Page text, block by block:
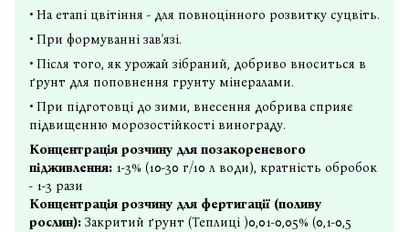
• На етапі цвітіння - для повноцінного розвитку суцвіть.
• При формуванні зав'язі.
• Після того, як урожай зібраний, добриво вноситься в
ґрунт для поповнення грунту мінералами.
• При підготовці до зими, внесення добрива сприяє
підвищенню морозостійкості винограду.
Концентрація розчину для позакореневого
підживлення: 1-3% (10-30 г/10 л води), кратність обробок
- 1-3 рази
Концентрація розчину для фертигації (поливу
рослин): Закритий ґрунт (Теплиці )0,01-0,05% (0,1-0,5